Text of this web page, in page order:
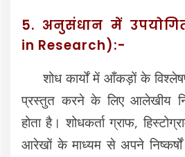
5. अनुसंधान में
in Research):-
शोध कार्यों में आँकड़ों के
प्रस्तुत करने के लिए आलेखीय
होता है। शोधकर्ता ग्राफ,
आरेखों के माध्यम से अपने निष्कर्षों